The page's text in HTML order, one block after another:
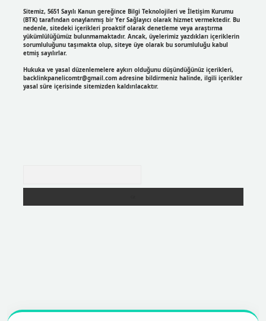
Sitemiz, 5651 Sayılı Kanun gereğince Bilgi Teknolojileri ve İletişim Kurumu
(BTK) tarafından onaylanmış bir Yer Sağlayıcı olarak hizmet vermektedir. Bu
nedenle, sitedeki içerikleri proaktif olarak denetleme veya araştırma
yükümlülüğümüz bulunmamaktadır. Ancak, üyelerimiz yazdıkları içeriklerin
sorumluluğunu taşımakta olup, siteye üye olarak bu sorumluluğu kabul
etmiş sayılırlar.
Hukuka ve yasal düzenlemelere aykırı olduğunu düşündüğünüz içerikleri,
backlinkpanelicomtr@gmail.comadresine bildirmeniz halinde, ilgili içerikler
yasal süre içerisinde sitemizden kaldırılacaktır.